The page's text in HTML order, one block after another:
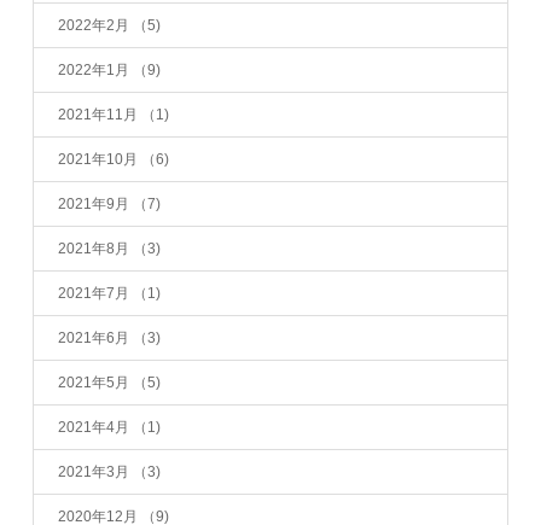
2022年2月 （5)
2022年1月 （9)
2021年11月 （1)
2021年10月 （6)
2021年9月 （7)
2021年8月 （3)
2021年7月 （1)
2021年6月 （3)
2021年5月 （5)
2021年4月 （1)
2021年3月 （3)
2020年12月 （9)